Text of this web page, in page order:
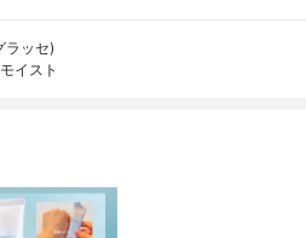
ラッセ)
イスト